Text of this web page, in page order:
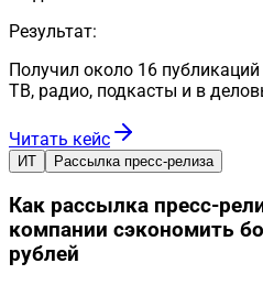
Результат:
Получил около 16
ТВ, радио, подкасты и в
Читать кейс
ИТ Рассылка пресс-релиза
Как рассылка пресс-
компании сэкономить
рублей